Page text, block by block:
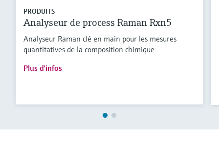
PRODUITS
Analyseur de process Raman Rxn5
Analyseur Raman clé en main pour les mesures
quantitatives de la composition chimique
Plus d'infos